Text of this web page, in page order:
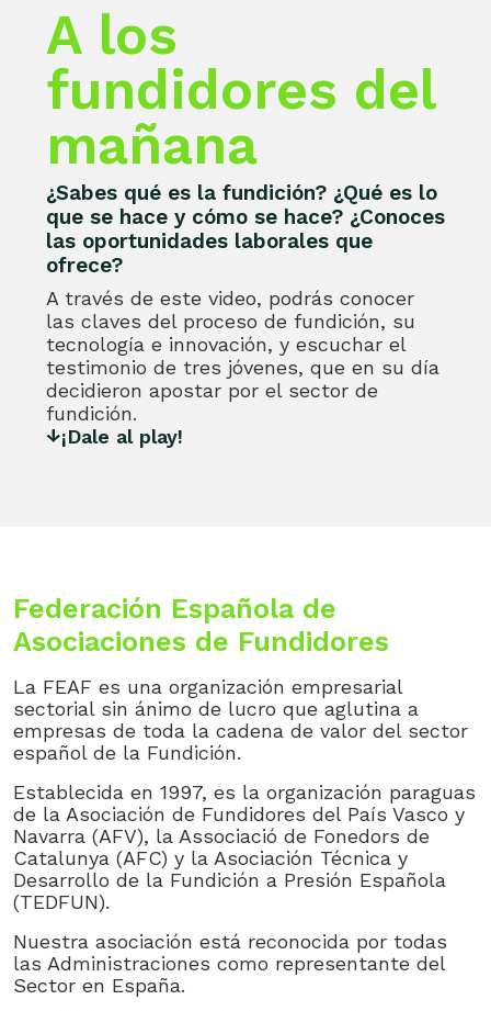
A los
fundidores del
mañana
¿Sabes qué es la fundición? ¿Qué es lo
que se hace y cómo se hace? ¿Conoces
las oportunidades laborales que
ofrece?
A través de este video, podrás conocer
las claves del proceso de fundición, su
tecnología e innovación, y escuchar el
testimonio de tres jóvenes, que en su día
decidieron apostar por el sector de
fundición.
¡Dale al play!
Federación Española de
Asociaciones de Fundidores
La FEAF es una organización empresarial
sectorial sin ánimo de lucro que aglutina a
empresas de toda la cadena de valor del sector
español de la Fundición.
Establecida en 1997, es la organización paraguas
de la Asociación de Fundidores del País Vasco y
Navarra (AFV), la Associació de Fonedors de
Catalunya (AFC) y la Asociación Técnica y
Desarrollo de la Fundición a Presión Española
(TEDFUN).
Nuestra asociación está reconocida por todas
las Administraciones como representante del
Sector en España.